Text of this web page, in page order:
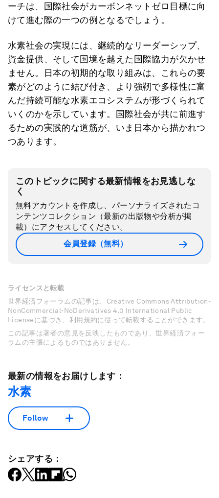
ーチは、国際社会がカーボンネットゼロ目標に向
けて進む際の一つの例となるでしょう。
水素社会の実現には、継続的なリーダーシップ、
資金提供、そして国境を越えた国際協力が欠かせ
ません。日本の初期的な取り組みは、これらの要
素がどのように結び付き、より強靭で多様性に富
んだ持続可能な水素エコシステムが形づくられて
いくのかを示しています。国際社会が共に前進す
るための実践的な道筋が、いま日本から描かれつ
つあります。
このトピックに関する最新情報をお見逃しな
く
無料アカウントを作成し、パーソナライズされたコ
ンテンツコレクション（最新の出版物や分析が掲
載）にアクセスしてください。
会員登録（無料）
ライセンスと転載
世界経済フォーラムの記事は、Creative Commons Attribution-
NonCommercial-NoDerivatives 4.0 International Public
Licenseに基づき、利用規約に従って転載することができます。
この記事は著者の意見を反映したものであり、世界経済フォー
ラムの主張によるものではありません。
最新の情報をお届けします：
水素
Follow
シェアする：